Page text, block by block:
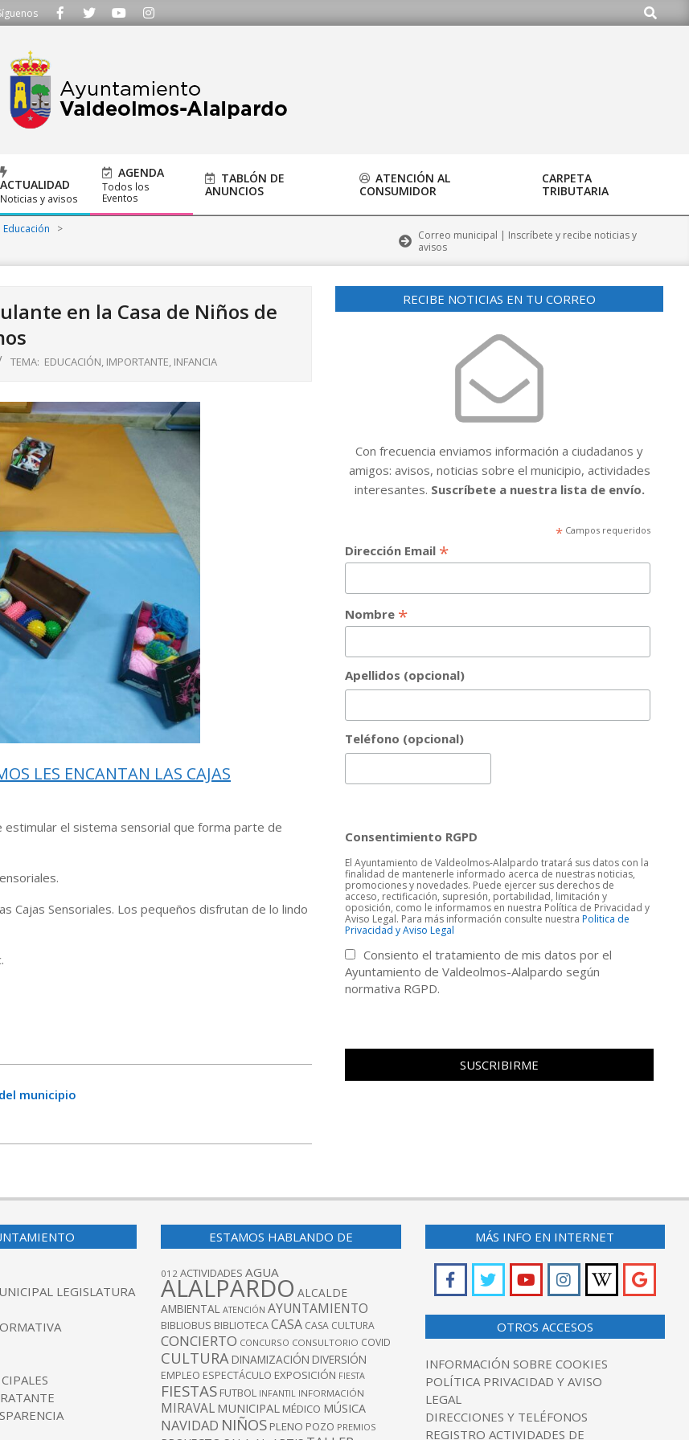
- Llámanos al 91 620 21 53 o escríbenos a ayuntamiento@alalpardo.org Buscar
ACTUALIDAD
Noticias y avisos
AGENDA
Todos los
Eventos
TABLÓN DE
ANUNCIOS
ATENCIÓN AL
CONSUMIDOR
CARPETA
TRIBUTARIA
Educación
>
Correo municipal | Inscríbete y recibe noticias y
avisos
en la Casa de Niños de
TEMA: EDUCACIÓN, IMPORTANTE, INFANCIA
LES ENCANTAN LAS CAJAS
estimular el sistema sensorial que forma parte de
Cajas Sensoriales. Los pequeños disfrutan de lo lindo
municipio
RECIBE NOTICIAS EN TU CORREO
Con frecuencia enviamos información a ciudadanos y
amigos: avisos, noticias sobre el municipio, actividades
interesantes. Suscríbete a nuestra lista de envío.
* Campos requeridos
Dirección Email *
Nombre *
Apellidos (opcional)
Teléfono (opcional)
Consentimiento RGPD
El Ayuntamiento de Valdeolmos-Alalpardo tratará sus datos con la
finalidad de mantenerle informado acerca de nuestras noticias,
promociones y novedades. Puede ejercer sus derechos de
acceso, rectificación, supresión, portabilidad, limitación y
oposición, como le informamos en nuestra Política de Privacidad y
Aviso Legal. Para más información consulte nuestraPolitica de
Privacidad y Aviso Legal
Consiento el tratamiento de mis datos por el
Ayuntamiento de Valdeolmos-Alalpardo según
normativa RGPD.
LEGISLATURA
ESTAMOS HABLANDO DE
012 ACTIVIDADES AGUA
ALALPARDO ALCALDE
AMBIENTAL ATENCIÓN AYUNTAMIENTO
BIBLIOBUS BIBLIOTECACASA CASA CULTURA
CONCIERTO CONCURSO CONSULTORIO COVID
CULTURA DINAMIZACIÓN DIVERSIÓN
EMPLEO ESPECTÁCULO EXPOSICIÓN FIESTA
FIESTAS FUTBOL INFANTIL INFORMACIÓN
MIRAVAL MUNICIPAL MÉDICO MÚSICA
NAVIDAD NIÑOS PLENO POZO PREMIOS
MÁS INFO EN INTERNET
OTROS ACCESOS
INFORMACIÓN SOBRE COOKIES
POLÍTICA PRIVACIDAD Y AVISO
LEGAL
DIRECCIONES Y TELÉFONOS
REGISTRO ACTIVIDADES DE